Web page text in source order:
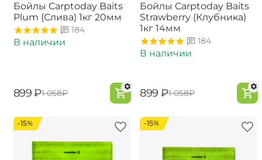
Бойлы Carptoday Baits
Plum (Слива) 1кг 20мм
184
В наличии
‍899‍ ₽‍1 058‍₽
Бойлы Carptoday Baits
Strawberry (Клубника)
1кг 14мм
184
В наличии
‍899‍ ₽‍1 058‍₽
-15% -15%